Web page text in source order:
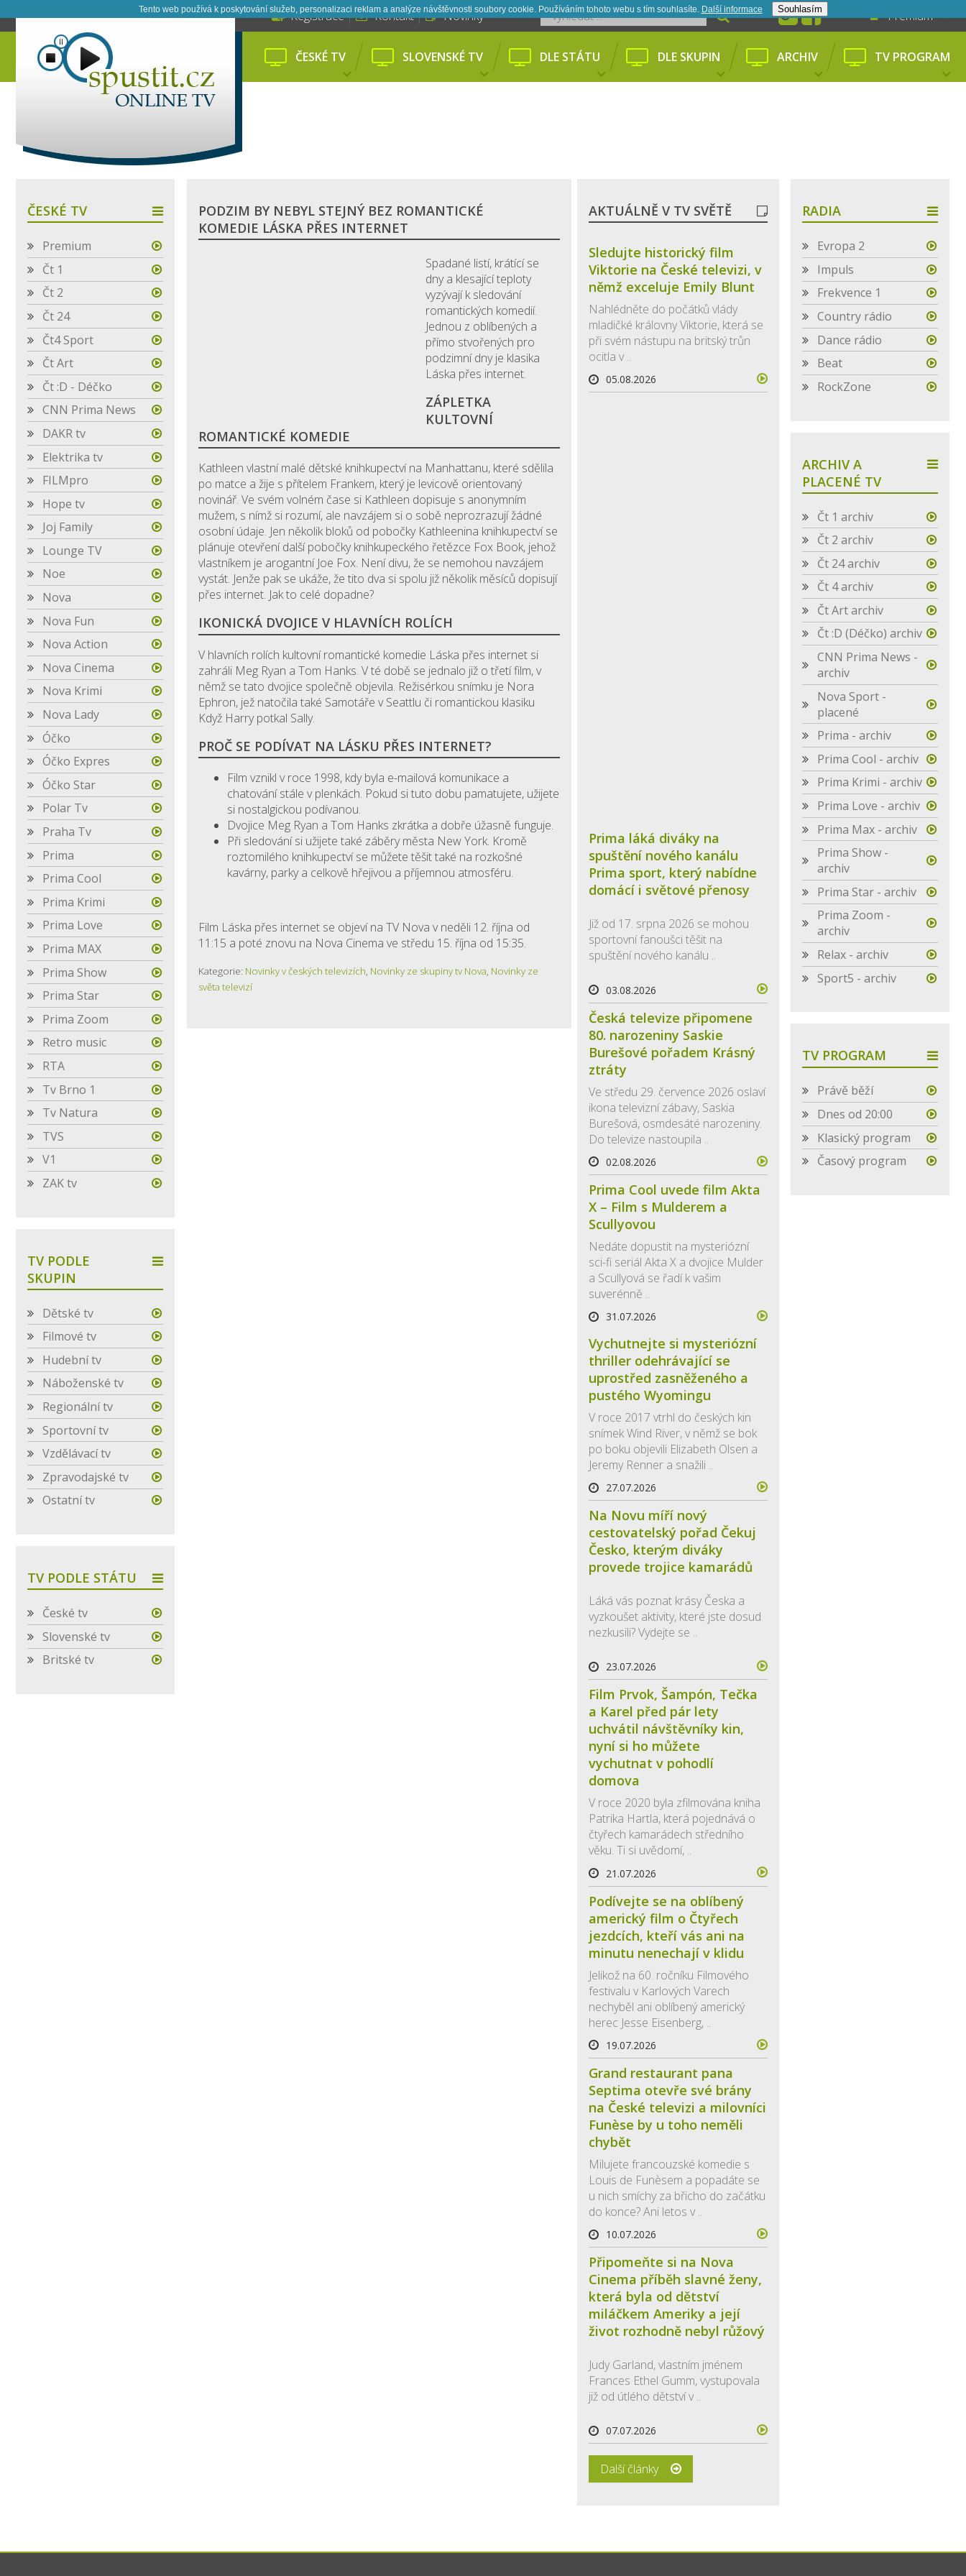
Tento web používá k poskytování služeb, personalizaci reklam a analýze návštěvnosti soubory cookie. Používáním tohoto webu s tím souhlasíte. Další informace­ Souhlasím
Registrace Kontakt Novinky Premium
ČESKÉ TV SLOVENSKÉ TV DLE STÁTU DLE SKUPIN ARCHIV TV PROGRAM
ČESKÉ TV
Premium
Čt 1
Čt 2
Čt 24
Čt4 Sport
Čt Art
Čt :D - Déčko
CNN Prima News
DAKR tv
Elektrika tv
FILMpro
Hope tv
Joj Family
Lounge TV
Noe
Nova
Nova Fun
Nova Action
Nova Cinema
Nova Krimi
Nova Lady
Óčko
Óčko Expres
Óčko Star
Polar Tv
Praha Tv
Prima
Prima Cool
Prima Krimi
Prima Love
Prima MAX
Prima Show
Prima Star
Prima Zoom
Retro music
RTA
Tv Brno 1
Tv Natura
TVS
V1
ZAK tv
TV PODLE
SKUPIN
Dětské tv
Filmové tv
Hudební tv
Náboženské tv
Regionální tv
Sportovní tv
Vzdělávací tv
Zpravodajské tv
Ostatní tv
TV PODLE STÁTU
České tv
Slovenské tv
Britské tv
PODZIM BY NEBYL STEJNÝ BEZ ROMANTICKÉ
KOMEDIE LÁSKA PŘES INTERNET
Spadané listí, krátící se
dny a klesající teploty
vyzývají k sledování
romantických komedií.
Jednou z oblíbených a
přímo stvořených pro
podzimní dny je klasika
Láska přes internet.
ZÁPLETKA
KULTOVNÍ
ROMANTICKÉ KOMEDIE
Kathleen vlastní malé dětské knihkupectví na Manhattanu, které sdělila
po matce a žije s přítelem Frankem, který je levicově orientovaný
novinář. Ve svém volném čase si Kathleen dopisuje s anonymním
mužem, s nímž si rozumí, ale navzájem si o sobě neprozrazují žádné
osobní údaje. Jen několik bloků od pobočky Kathleenina knihkupectví se
plánuje otevření další pobočky knihkupeckého řetězce Fox Book, jehož
vlastníkem je arogantní Joe Fox. Není divu, že se nemohou navzájem
vystát. Jenže pak se ukáže, že tito dva si spolu již několik měsíců dopisují
přes internet. Jak to celé dopadne?
IKONICKÁ DVOJICE V HLAVNÍCH ROLÍCH
V hlavních rolích kultovní romantické komedie Láska přes internet si
zahráli Meg Ryan a Tom Hanks. V té době se jednalo již o třetí film, v
němž se tato dvojice společně objevila. Režisérkou snímku je Nora
Ephron, jež natočila také Samotáře v Seattlu či romantickou klasiku
Když Harry potkal Sally.
PROČ SE PODÍVAT NA LÁSKU PŘES INTERNET?
Film vznikl v roce 1998, kdy byla e-mailová komunikace a
chatování stále v plenkách. Pokud si tuto dobu pamatujete, užijete
si nostalgickou podívanou.
Dvojice Meg Ryan a Tom Hanks zkrátka a dobře úžasně funguje.
Při sledování si užijete také záběry města New York. Kromě
roztomilého knihkupectví se můžete těšit také na rozkošné
kavárny, parky a celkově hřejivou a příjemnou atmosféru.
Film Láska přes internet se objeví na TV Nova v neděli 12. října od
11:15 a poté znovu na Nova Cinema ve středu 15. října od 15:35.
Kategorie: Novinky v českých televizích, Novinky ze skupiny tv Nova, Novinky ze
světa televizí
AKTUÁLNĚ V TV SVĚTĚ
Sledujte historický film
Viktorie na České televizi, v
němž exceluje Emily Blunt
Nahlédněte do počátků vlády
mladičké královny Viktorie, která se
při svém nástupu na britský trůn
ocitla v ..
05.08.2026
Prima láká diváky na
spuštění nového kanálu
Prima sport, který nabídne
domácí i světové přenosy
Již od 17. srpna 2026 se mohou
sportovní fanoušci těšit na
spuštění nového kanálu ..
03.08.2026
Česká televize připomene
80. narozeniny Saskie
Burešové pořadem Krásný
ztráty
Ve středu 29. července 2026 oslaví
ikona televizní zábavy, Saskia
Burešová, osmdesáté narozeniny.
Do televize nastoupila ..
02.08.2026
Prima Cool uvede film Akta
X – Film s Mulderem a
Scullyovou
Nedáte dopustit na mysteriózní
sci-fi seriál Akta X a dvojice Mulder
a Scullyová se řadí k vašim
suverénně ..
31.07.2026
Vychutnejte si mysteriózní
thriller odehrávající se
uprostřed zasněženého a
pustého Wyomingu
V roce 2017 vtrhl do českých kin
snímek Wind River, v němž se bok
po boku objevili Elizabeth Olsen a
Jeremy Renner a snažili ..
27.07.2026
Na Novu míří nový
cestovatelský pořad Čekuj
Česko, kterým diváky
provede trojice kamarádů
Láká vás poznat krásy Česka a
vyzkoušet aktivity, které jste dosud
nezkusili? Vydejte se ..
23.07.2026
Film Prvok, Šampón, Tečka
a Karel před pár lety
uchvátil návštěvníky kin,
nyní si ho můžete
vychutnat v pohodlí
domova
V roce 2020 byla zfilmována kniha
Patrika Hartla, která pojednává o
čtyřech kamarádech středního
věku. Ti si uvědomí, ..
21.07.2026
Podívejte se na oblíbený
americký film o Čtyřech
jezdcích, kteří vás ani na
minutu nenechají v klidu
Jelikož na 60. ročníku Filmového
festivalu v Karlových Varech
nechyběl ani oblíbený americký
herec Jesse Eisenberg, ..
19.07.2026
Grand restaurant pana
Septima otevře své brány
na České televizi a milovníci
Funèse by u toho neměli
chybět
Milujete francouzské komedie s
Louis de Funèsem a popadáte se
u nich smíchy za břicho do začátku
do konce? Ani letos v ..
10.07.2026
Připomeňte si na Nova
Cinema příběh slavné ženy,
která byla od dětství
miláčkem Ameriky a její
život rozhodně nebyl růžový
Judy Garland, vlastním jménem
Frances Ethel Gumm, vystupovala
již od útlého dětství v ..
07.07.2026
Další články
RADIA
Evropa 2
Impuls
Frekvence 1
Country rádio
Dance rádio
Beat
RockZone
ARCHIV A
PLACENÉ TV
Čt 1 archiv
Čt 2 archiv
Čt 24 archiv
Čt 4 archiv
Čt Art archiv
Čt :D (Déčko) archiv
CNN Prima News -
archiv
Nova Sport -
placené
Prima - archiv
Prima Cool - archiv
Prima Krimi - archiv
Prima Love - archiv
Prima Max - archiv
Prima Show -
archiv
Prima Star - archiv
Prima Zoom -
archiv
Relax - archiv
Sport5 - archiv
TV PROGRAM
Právě běží
Dnes od 20:00
Klasický program
Časový program